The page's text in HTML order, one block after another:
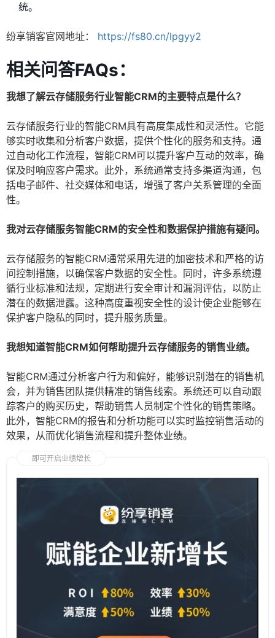
统。
纷享销客官网地址： https://fs80.cn/lpgyy2
相关问答FAQs：
我想了解云存储服务行业智能CRM的主要特点是什么？
云存储服务行业的智能CRM具有高度集成性和灵活性。它能
够实时收集和分析客户数据，提供个性化的服务和支持。通
过自动化工作流程，智能CRM可以提升客户互动的效率，确
保及时响应客户需求。此外，系统通常支持多渠道沟通，包
括电子邮件、社交媒体和电话，增强了客户关系管理的全面
性。
我对云存储服务智能CRM的安全性和数据保护措施有疑问。
云存储服务的智能CRM通常采用先进的加密技术和严格的访
问控制措施，以确保客户数据的安全性。同时，许多系统遵
循行业标准和法规，定期进行安全审计和漏洞评估，以防止
潜在的数据泄露。这种高度重视安全性的设计使企业能够在
保护客户隐私的同时，提升服务质量。
我想知道智能CRM如何帮助提升云存储服务的销售业绩。
智能CRM通过分析客户行为和偏好，能够识别潜在的销售机
会，并为销售团队提供精准的销售线索。系统还可以自动跟
踪客户的购买历史，帮助销售人员制定个性化的销售策略。
此外，智能CRM的报告和分析功能可以实时监控销售活动的
效果，从而优化销售流程和提升整体业绩。
即可开启业绩增长